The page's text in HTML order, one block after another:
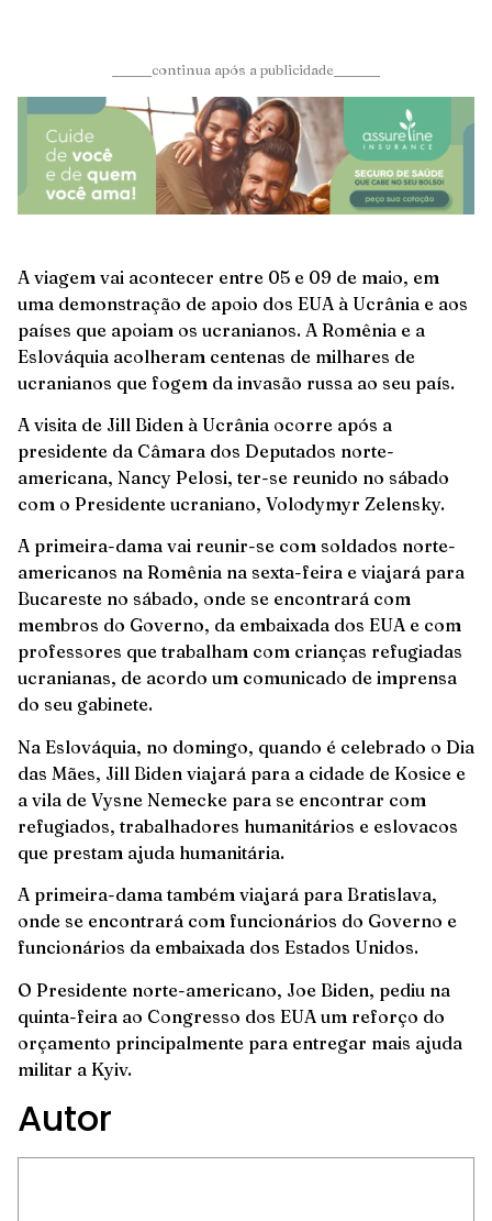
______continua após a publicidade_______
A viagem vai acontecer entre 05 e 09 de maio, em
uma demonstração de apoio dos EUA à Ucrânia e aos
países que apoiam os ucranianos. A Romênia e a
Eslováquia acolheram centenas de milhares de
ucranianos que fogem da invasão russa ao seu país.
A visita de Jill Biden à Ucrânia ocorre após a
presidente da Câmara dos Deputados norte-
americana, Nancy Pelosi, ter-se reunido no sábado
com o Presidente ucraniano, Volodymyr Zelensky.
A primeira-dama vai reunir-se com soldados norte-
americanos na Romênia na sexta-feira e viajará para
Bucareste no sábado, onde se encontrará com
membros do Governo, da embaixada dos EUA e com
professores que trabalham com crianças refugiadas
ucranianas, de acordo um comunicado de imprensa
do seu gabinete.
Na Eslováquia, no domingo, quando é celebrado o Dia
das Mães, Jill Biden viajará para a cidade de Kosice e
a vila de Vysne Nemecke para se encontrar com
refugiados, trabalhadores humanitários e eslovacos
que prestam ajuda humanitária.
A primeira-dama também viajará para Bratislava,
onde se encontrará com funcionários do Governo e
funcionários da embaixada dos Estados Unidos.
O Presidente norte-americano, Joe Biden, pediu na
quinta-feira ao Congresso dos EUA um reforço do
orçamento principalmente para entregar mais ajuda
militar a Kyiv.
Autor